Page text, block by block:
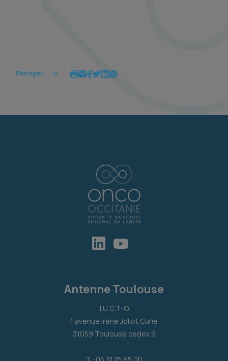
Partager
Antenne Toulouse
I.U.C.T-O
1 avenue Irène Joliot Curie
31059 Toulouse cedex 9